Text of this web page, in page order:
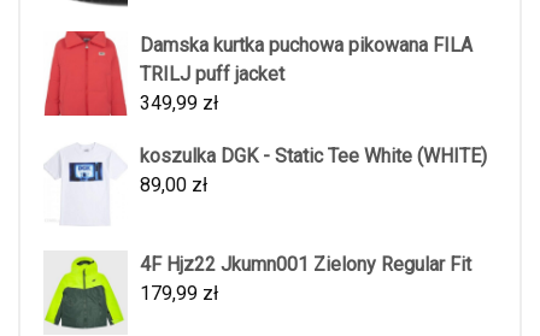
Damska kurtka puchowa pikowana FILA
TRILJ puff jacket
349,99 zł
koszulka DGK - Static Tee White (WHITE)
89,00 zł
4F Hjz22 Jkumn001 Zielony Regular Fit
179,99 zł